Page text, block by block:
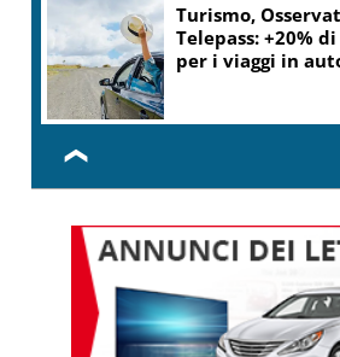
Turismo,
Telepass: +20%
per i viaggi in
❮